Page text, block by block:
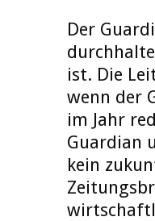
Der
ist. Die
wenn der
im Jahr
Guardian
kein